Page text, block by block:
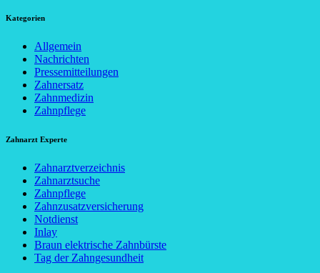
Kategorien
Allgemein
Nachrichten
Pressemitteilungen
Zahnersatz
Zahnmedizin
Zahnpflege
Zahnarzt Experte
Zahnarztverzeichnis
Zahnarztsuche
Zahnpflege
Zahnzusatzversicherung
Notdienst
Inlay
Braun elektrische Zahnbürste
Tag der Zahngesundheit